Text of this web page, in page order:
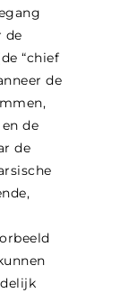
de
“chief
de
de
de